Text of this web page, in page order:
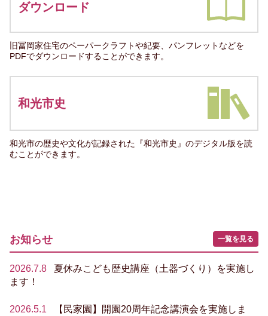
ダウンロード
旧冨岡家住宅のペーパークラフトや紀要、パンフレットなどを
PDFでダウンロードすることができます。
和光市史
和光市の歴史や文化が記録された『和光市史』のデジタル版を読
むことができます。
お知らせ 一覧を見る
2026.7.8
夏休みこども歴史講座（土器づくり）を実施し
ます！
2026.5.1
【民家園】開園20周年記念講演会を実施しま